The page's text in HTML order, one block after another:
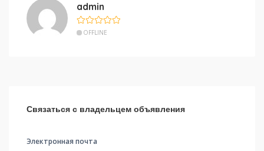
admin
OFFLINE
Связаться с владельцем объявления
Электронная почта